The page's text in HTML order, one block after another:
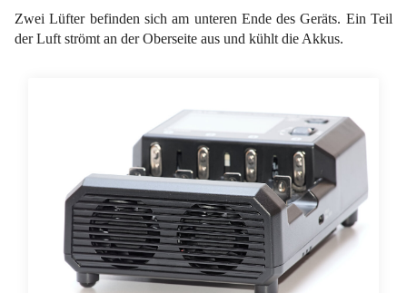
Zwei Lüfter befinden sich am unteren Ende des Geräts. Ein Teil
der Luft strömt an der Oberseite aus und kühlt die Akkus.